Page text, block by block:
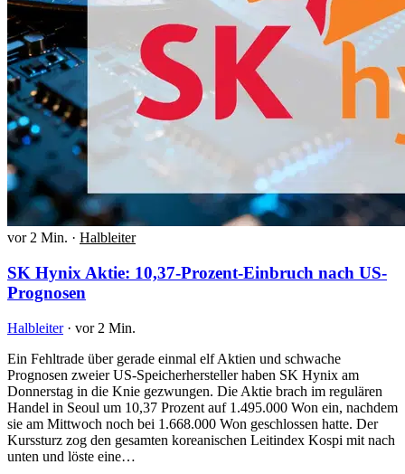
vor 2 Min. · Halbleiter
SK Hynix Aktie: 10,37-Prozent-Einbruch nach US-
Prognosen
Halbleiter · vor 2 Min.
Ein Fehltrade über gerade einmal elf Aktien und schwache
Prognosen zweier US-Speicherhersteller haben SK Hynix am
Donnerstag in die Knie gezwungen. Die Aktie brach im regulären
Handel in Seoul um 10,37 Prozent auf 1.495.000 Won ein, nachdem
sie am Mittwoch noch bei 1.668.000 Won geschlossen hatte. Der
Kurssturz zog den gesamten koreanischen Leitindex Kospi mit nach
unten und löste eine…